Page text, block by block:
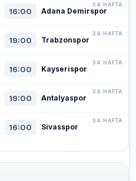
16:00 Adana Demirspor
34. HAFTA
19:00 Trabzonspor
34. HAFTA
16:00 Kayserispor
34. HAFTA
19:00 Antalyaspor
34. HAFTA
16:00 Sivasspor
34. HAFTA